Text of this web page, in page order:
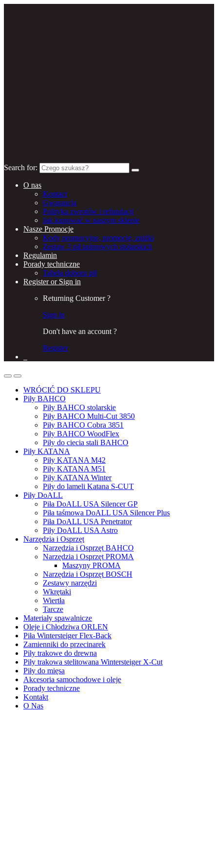
Search for:
O nas
Kontact
Gwarancja
Polityka zwrotów i refundacji
Jak kupować w naszym sklepie
Nasze Promocje
Kody promocyjne, promocje, zniżki
Zestaw 3 pił taśmowych stolarskich
Regulamin
Porady techniczne
Tabela doboru pił
Register or Sign in
Returning Customer ?
Sign in
Don't have an account ?
Register
WRÓCIĆ DO SKLEPU
Piły BAHCO
Piły BAHCO stolarskie
Piły BAHCO Multi-Cut 3850
Piły BAHCO Cobra 3851
Piły BAHCO WoodFlex
Piły do ciecia stali BAHCO
Piły KATANA
Piły KATANA M42
Piły KATANA M51
Piły KATANA Winter
Piły do lameli Katana S-CUT
Piły DoALL
Piła DoALL USA Silencer GP
Piła taśmowa DoALL USA Silencer Plus
Piła DoALL USA Penetrator
Piły DoALL USA Astro
Narzędzia i Osprzęt
Narzędzia i Osprzęt BAHCO
Narzędzia i Osprzęt PROMA
Maszyny PROMA
Narzędzia i Osprzęt BOSCH
Zestawy narzędzi
Wkrętaki
Wiertła
Tarcze
Materiały spawalnicze
Oleje i Chłodziwa ORLEN
Piła Wintersteiger Flex-Back
Zamienniki do przecinarek
Piły trakowe do drewna
Piły trakowa stelitowana Wintersteiger X-Cut
Piły do mięsa
Akcesoria samochodowe i oleje
Porady techniczne
Kontakt
O Nas